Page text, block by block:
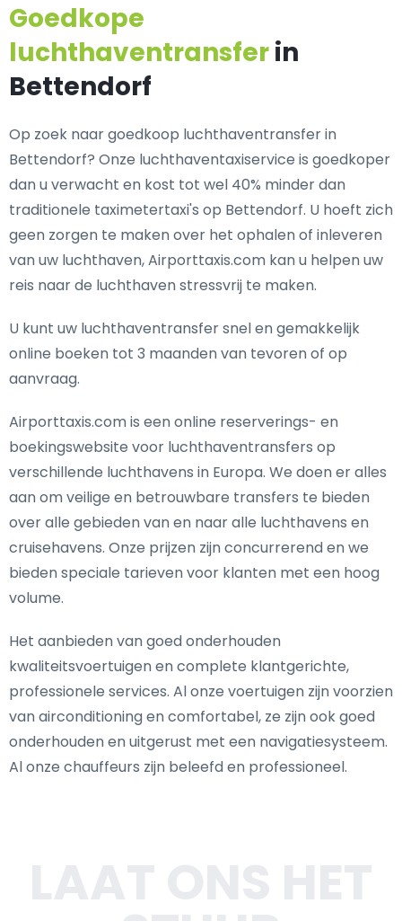
Goedkope
luchthaventransferin
Bettendorf
Op zoek naar goedkoop luchthaventransfer in
Bettendorf? Onze luchthaventaxiservice is goedkoper
dan u verwacht en kost tot wel 40% minder dan
traditionele taximetertaxi's op Bettendorf. U hoeft zich
geen zorgen te maken over het ophalen of inleveren
van uw luchthaven, Airporttaxis.com kan u helpen uw
reis naar de luchthaven stressvrij te maken.
U kunt uw luchthaventransfer snel en gemakkelijk
online boeken tot 3 maanden van tevoren of op
aanvraag.
Airporttaxis.com is een online reserverings- en
boekingswebsite voor luchthaventransfers op
verschillende luchthavens in Europa. We doen er alles
aan om veilige en betrouwbare transfers te bieden
over alle gebieden van en naar alle luchthavens en
cruisehavens. Onze prijzen zijn concurrerend en we
bieden speciale tarieven voor klanten met een hoog
volume.
Het aanbieden van goed onderhouden
kwaliteitsvoertuigen en complete klantgerichte,
professionele services. Al onze voertuigen zijn voorzien
van airconditioning en comfortabel, ze zijn ook goed
onderhouden en uitgerust met een navigatiesysteem.
Al onze chauffeurs zijn beleefd en professioneel.